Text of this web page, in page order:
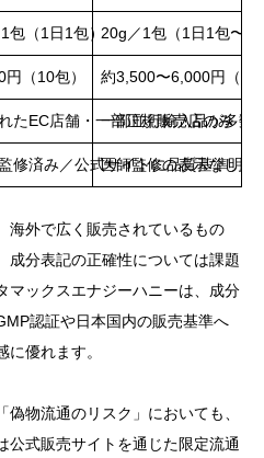
包（1日1包）20g／1包（1日1包〜2
（10包） 約3,500〜6,000円（6
たEC店舗・一部正規販売店のみ
一部並行輸入品が多数
修済み／公式サイトに品質基準明示
医師監修の表示なし、
海外で広く販売されているもの
成分表記の正確性については課題
マックスエナジーハニーは、成分
認証や日本国内の販売基準へ
優れます。
物流通のリスク」においても、
公式販売サイトを通じた限定流通